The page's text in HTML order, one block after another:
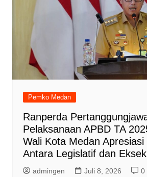
Pemko Medan
Ranperda
Pelaksanaan APBD TA
Wali Kota Medan
Antara Legislatif dan
admingen Juli 8, 2026 0